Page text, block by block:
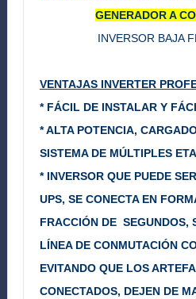
GENERADOR A
INVERSOR BAJA
VENTAJAS INVERTER
* FÁCIL DE INSTALAR Y
* ALTA POTENCIA,
SISTEMA DE MÚLTIPLES
* INVERSOR QUE PUEDE
UPS, SE CONECTA EN
FRACCIÓN DE SEGUNDOS,
LÍNEA DE CONMUTACIÓN
EVITANDO QUE LOS
CONECTADOS, DEJEN DE